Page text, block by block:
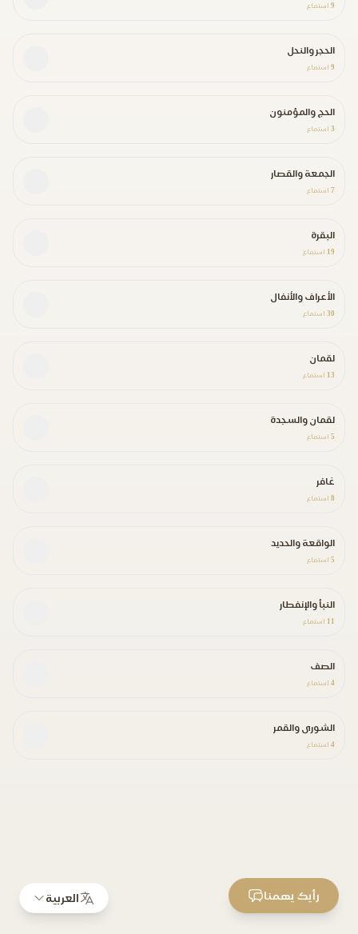
9 استماع
الحجر والنحل
9 استماع
الحج والمؤمنون
3 استماع
الجمعة والقصار
7 استماع
البقرة
19 استماع
الأعراف والأنفال
30 استماع
لقمان
13 استماع
لقمان والسجدة
5 استماع
غافر
8 استماع
الواقعة والحديد
5 استماع
النبأ والإنفطار
11 استماع
الصف
4 استماع
الشورى والقمر
4 استماع
العربية رأيك يهمنا